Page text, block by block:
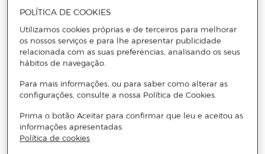
POLÍTICA DE COOKIES
Utilizamos cookies próprias e de terceiros para melhorar
os nossos serviços e para lhe apresentar publicidade
relacionada com as suas preferências, analisando os seus
hábitos de navegação.
Para mais informações, ou para saber como alterar as
configurações, consulte a nossa Política de Cookies.
Prima o botão Aceitar para confirmar que leu e aceitou as
informações apresentadas.
Política de cookies